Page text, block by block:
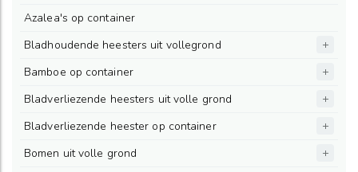
Azalea's op container
Bladhoudende heesters uit vollegrond
Bamboe op container
Bladverliezende heesters uit volle grond
Bladverliezende heester op container
Bomen uit volle grond